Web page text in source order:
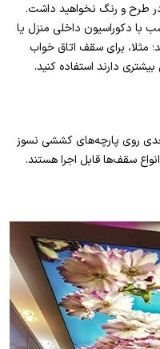
طرح و رنگ نخواهید داشت.
با دکوراسیون داخلی منزل یا
مثلا، برای سقف اتاق خواب
دارند استفاده کنید.
روی پارچه‌‌های کششی نسوز
سقف‌ها قابل اجرا هستند.